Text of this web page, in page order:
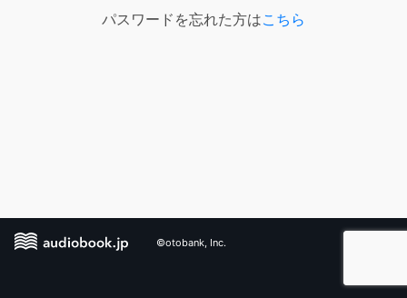
パスワードを忘れた方はこちら
©otobank, Inc.